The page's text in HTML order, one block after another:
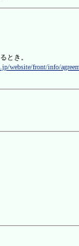
とき。
website/front/info/